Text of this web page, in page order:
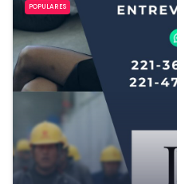
POPULARES